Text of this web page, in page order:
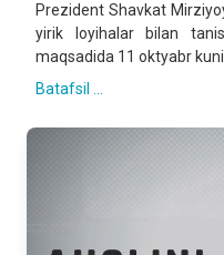
Prezident Shavkat
yirik loyihalar bilan
maqsadida 11 oktyabr
Batafsil ...